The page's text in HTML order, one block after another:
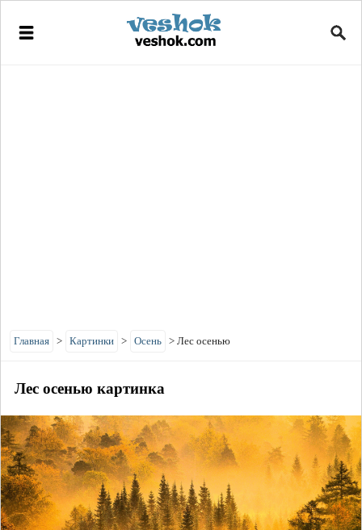
Главная > Картинки > Осень > Лес осенью
Лес осенью картинка